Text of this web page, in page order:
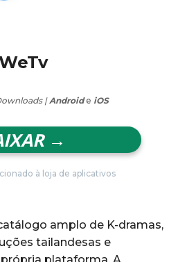
|Androide iOS
→
à loja de aplicativos
amplo de K-dramas,
tailandesas e